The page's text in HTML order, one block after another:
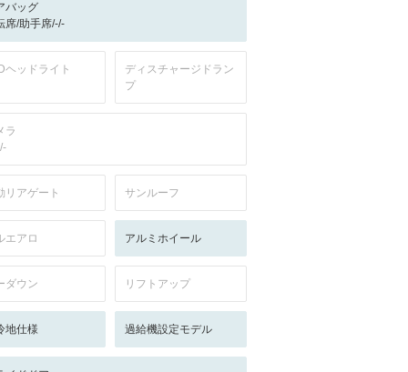
バッグ
席/助手席/-/-
ヘッドライト
ディスチャージドラン
プ
ラ
リアゲート サンルーフ
エアロ アルミホイール
ダウン リフトアップ
地仕様 過給機設定モデル